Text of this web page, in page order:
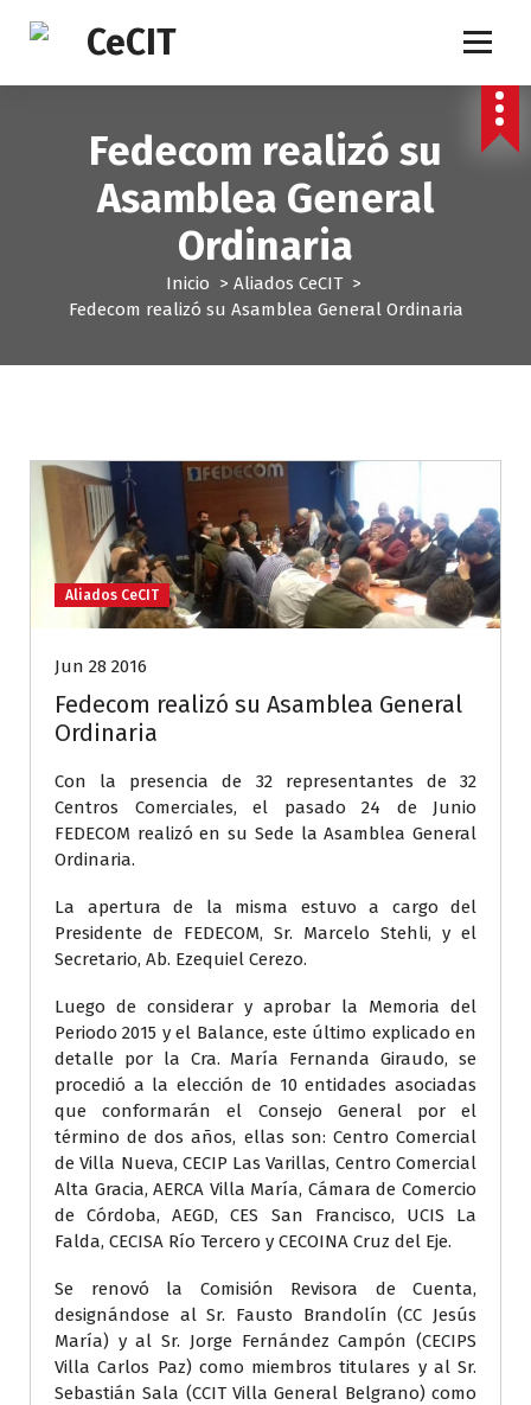
t
Fedecom realizó su
Asamblea General
Ordinaria
Inicio > Aliados CeCIT>
Fedecom realizó su Asamblea General Ordinaria
Aliados CeCIT
Jun 28 2016
Fedecom realizó su Asamblea General
Ordinaria
Con la presencia de 32 representantes de 32
Centros Comerciales, el pasado 24 de Junio
FEDECOM realizó en su Sede la Asamblea General
Ordinaria.
La apertura de la misma estuvo a cargo del
Presidente de FEDECOM, Sr. Marcelo Stehli, y el
Secretario, Ab. Ezequiel Cerezo.
Luego de considerar y aprobar la Memoria del
Periodo 2015 y el Balance, este último explicado en
detalle por la Cra. María Fernanda Giraudo, se
procedió a la elección de 10 entidades asociadas
que conformarán el Consejo General por el
término de dos años, ellas son: Centro Comercial
de Villa Nueva, CECIP Las Varillas, Centro Comercial
Alta Gracia, AERCA Villa María, Cámara de Comercio
de Córdoba, AEGD, CES San Francisco, UCIS La
Falda, CECISA Río Tercero y CECOINA Cruz del Eje.
Se renovó la Comisión Revisora de Cuenta,
designándose al Sr. Fausto Brandolín (CC Jesús
María) y al Sr. Jorge Fernández Campón (CECIPS
Villa Carlos Paz) como miembros titulares y al Sr.
Sebastián Sala (CCIT Villa General Belgrano) como